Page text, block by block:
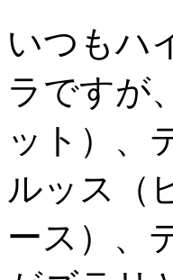
いつもハ
ラですが
ット）、
ルッス（
ース）、